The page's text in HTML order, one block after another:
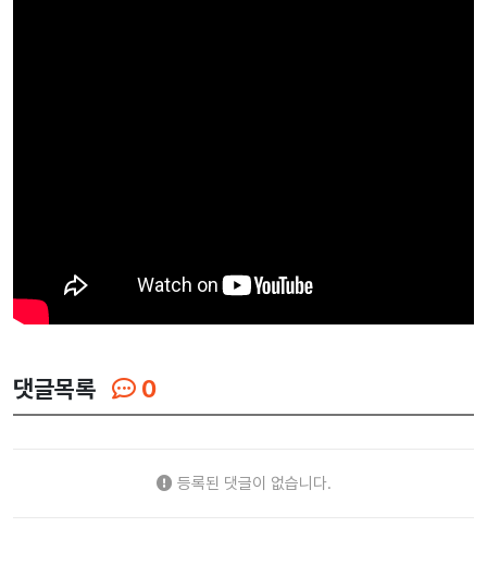
댓글목록 0
등록된 댓글이 없습니다.